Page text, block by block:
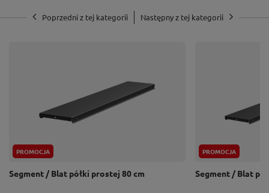
Poprzedni z tej kategorii Następny z tej kategorii
PROMOCJA
Segment / Blat półki prostej 80 cm
PROMOCJA
Segment / Blat